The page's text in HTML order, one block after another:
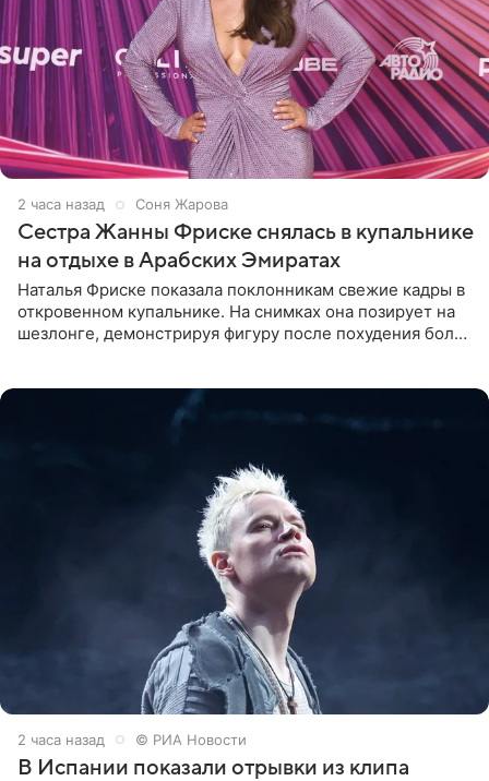
2 часа назад Соня Жарова
Сестра Жанны Фриске снялась в купальнике
на отдыхе в Арабских Эмиратах
Наталья Фриске показала поклонникам свежие кадры в
откровенном купальнике. На снимках она позирует на
шезлонге, демонстрируя фигуру после похудения более
2 часа назад © РИА Новости
В Испании показали отрывки из клипа